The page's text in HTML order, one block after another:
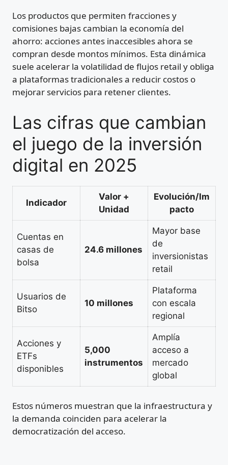
Los productos que permiten fracciones y
comisiones bajas cambian la economía del
ahorro: acciones antes inaccesibles ahora se
compran desde montos mínimos. Esta dinámica
suele acelerar la volatilidad de flujos retail y obliga
a plataformas tradicionales a reducir costos o
mejorar servicios para retener clientes.
Las cifras que cambian
el juego de la inversión
digital en 2025
Indicador
Valor +
Unidad
Evolución/Im
pacto
Cuentas en
casas de
bolsa
24.6 millones
Mayor base
de
inversionistas
retail
Usuarios de
Bitso
10 millones
Plataforma
con escala
regional
Acciones y
ETFs
disponibles
5,000
instrumentos
Amplía
acceso a
mercado
global
Estos números muestran que la infraestructura y
la demanda coinciden para acelerar la
democratización del acceso.